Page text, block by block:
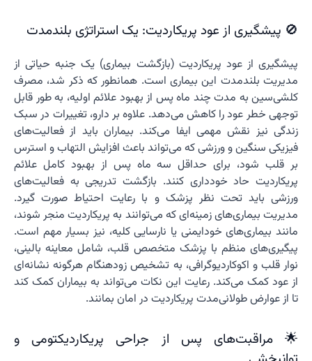
🚫 پیشگیری از عود پریکاردیت: یک استراتژی بلندمدت
پیشگیری از عود پریکاردیت (بازگشت بیماری) یک جنبه حیاتی از
مدیریت بلندمدت این بیماری است. همانطور که ذکر شد، مصرف
کلشی‌سین به مدت چند ماه پس از بهبود علائم اولیه، به طور قابل
توجهی خطر عود را کاهش می‌دهد. علاوه بر دارو، تغییرات در سبک
زندگی نیز نقش مهمی ایفا می‌کند. بیماران باید از فعالیت‌های
فیزیکی سنگین و ورزشی که می‌تواند باعث افزایش التهاب و استرس
بر قلب شود، برای حداقل سه ماه پس از بهبود کامل علائم
پریکاردیت حاد خودداری کنند. بازگشت تدریجی به فعالیت‌های
ورزشی باید تحت نظر پزشک و با رعایت احتیاط صورت گیرد.
مدیریت بیماری‌های زمینه‌ای که می‌توانند به پریکاردیت منجر شوند،
مانند بیماری‌های خودایمنی یا نارسایی کلیه، نیز بسیار مهم است.
پیگیری‌های منظم با پزشک متخصص قلب، شامل معاینه بالینی،
نوار قلب و اکوکاردیوگرافی، به تشخیص زودهنگام هرگونه نشانه‌ای
از عود کمک می‌کند. رعایت این نکات می‌تواند به بیماران کمک کند
تا از عوارض طولانی‌مدت پریکاردیت در امان بمانند.
🌟 مراقبت‌های پس از جراحی پریکاردیکتومی و